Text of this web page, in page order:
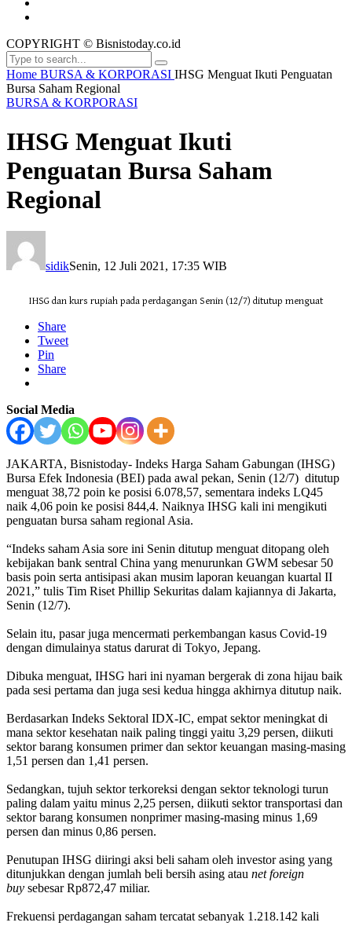
COPYRIGHT © Bisnistoday.co.id
Home BURSA & KORPORASI IHSG Menguat Ikuti Penguatan
Bursa Saham Regional
BURSA & KORPORASI
IHSG Menguat Ikuti
Penguatan Bursa Saham
Regional
sidikSenin, 12 Juli 2021, 17:35 WIB
IHSG dan kurs rupiah pada perdagangan Senin (12/7) ditutup menguat
Share
Tweet
Pin
Share
Social Media
JAKARTA, Bisnistoday- Indeks Harga Saham Gabungan (IHSG)
Bursa Efek Indonesia (BEI) pada awal pekan, Senin (12/7) ditutup
menguat 38,72 poin ke posisi 6.078,57, sementara indeks LQ45
naik 4,06 poin ke posisi 844,4. Naiknya IHSG kali ini mengikuti
penguatan bursa saham regional Asia.
“Indeks saham Asia sore ini Senin ditutup menguat ditopang oleh
kebijakan bank sentral China yang menurunkan GWM sebesar 50
basis poin serta antisipasi akan musim laporan keuangan kuartal II
2021,” tulis Tim Riset Phillip Sekuritas dalam kajiannya di Jakarta,
Senin (12/7).
Selain itu, pasar juga mencermati perkembangan kasus Covid-19
dengan dimulainya status darurat di Tokyo, Jepang.
Dibuka menguat, IHSG hari ini nyaman bergerak di zona hijau baik
pada sesi pertama dan juga sesi kedua hingga akhirnya ditutup naik.
Berdasarkan Indeks Sektoral IDX-IC, empat sektor meningkat di
mana sektor kesehatan naik paling tinggi yaitu 3,29 persen, diikuti
sektor barang konsumen primer dan sektor keuangan masing-masing
1,51 persen dan 1,41 persen.
Sedangkan, tujuh sektor terkoreksi dengan sektor teknologi turun
paling dalam yaitu minus 2,25 persen, diikuti sektor transportasi dan
sektor barang konsumen nonprimer masing-masing minus 1,69
persen dan minus 0,86 persen.
Penutupan IHSG diiringi aksi beli saham oleh investor asing yang
ditunjukkan dengan jumlah beli bersih asing atau net foreign
buy sebesar Rp872,47 miliar.
Frekuensi perdagangan saham tercatat sebanyak 1.218.142 kali